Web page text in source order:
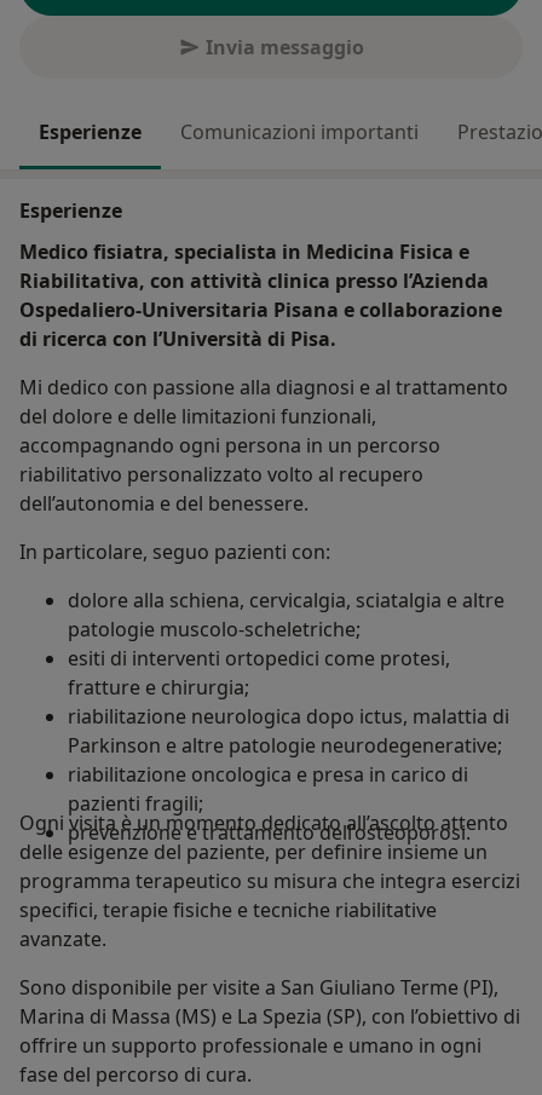
Invia messaggio
Esperienze Comunicazioni importanti
Esperienze
Medico fisiatra, specialista in Medicina Fisica e
Riabilitativa, con attività clinica presso l’Azienda
Ospedaliero-Universitaria Pisana e collaborazione
di ricerca con l’Università di Pisa.
Mi dedico con passione alla diagnosi e al trattamento
del dolore e delle limitazioni funzionali,
accompagnando ogni persona in un percorso
riabilitativo personalizzato volto al recupero
dell’autonomia e del benessere.
In particolare, seguo pazienti con:
dolore alla schiena, cervicalgia, sciatalgia e altre
patologie muscolo-scheletriche;
esiti di interventi ortopedici come protesi,
fratture e chirurgia;
riabilitazione neurologica dopo ictus, malattia di
Parkinson e altre patologie neurodegenerative;
riabilitazione oncologica e presa in carico di
pazienti fragili;
prevenzione e trattamento dell’osteoporosi.
Ogni visita è un momento dedicato all’ascolto attento
delle esigenze del paziente, per definire insieme un
programma terapeutico su misura che integra esercizi
specifici, terapie fisiche e tecniche riabilitative
avanzate.
Sono disponibile per visite a San Giuliano Terme (PI),
Marina di Massa (MS) e La Spezia (SP), con l’obiettivo di
offrire un supporto professionale e umano in ogni
fase del percorso di cura.